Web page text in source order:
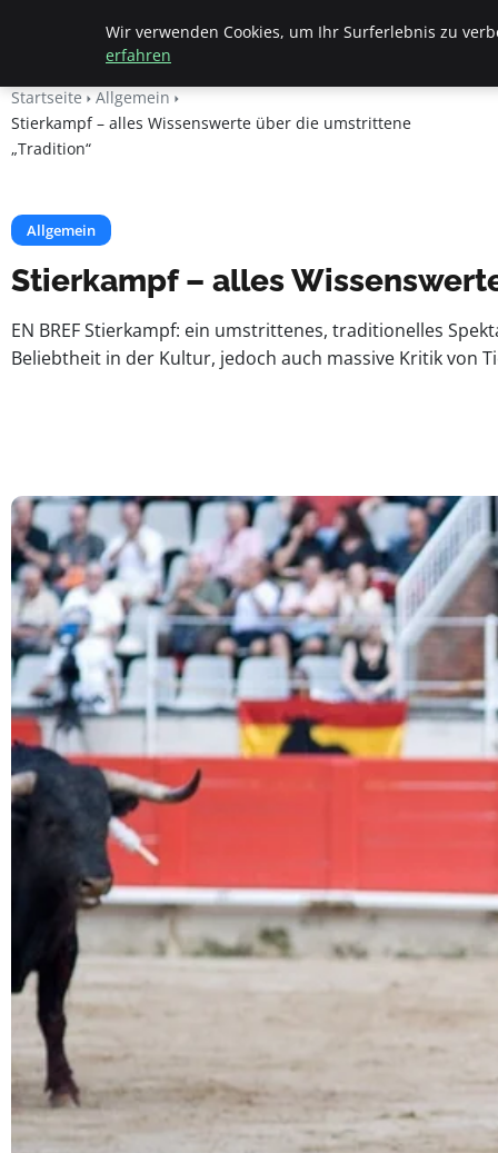
Beyond Surface
Startseite
Allgemein
Stierkampf – alles Wissenswerte über die umstrittene
„Tradition“
Allgemein
Stierkampf – alles
EN BREF Stierkampf: ein umstrittenes, traditionelles
Beliebtheit in der Kultur, jedoch auch massive Kritik von
Wir verwenden Cookies, um Ihr Surferlebnis zu
erfahren